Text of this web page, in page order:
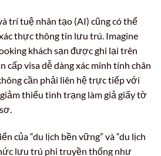
trí tuệ nhân tạo (AI) cũng có thể
thực thông tin lưu trú. Imagine
khách sạn được ghi lại trên
cấp visa dễ dàng xác minh tính chân
cần phải liên hệ trực tiếp với
thiểu tình trạng làm giả giấy tờ
của “du lịch bền vững” và “du lịch
lưu trú phi truyền thống như